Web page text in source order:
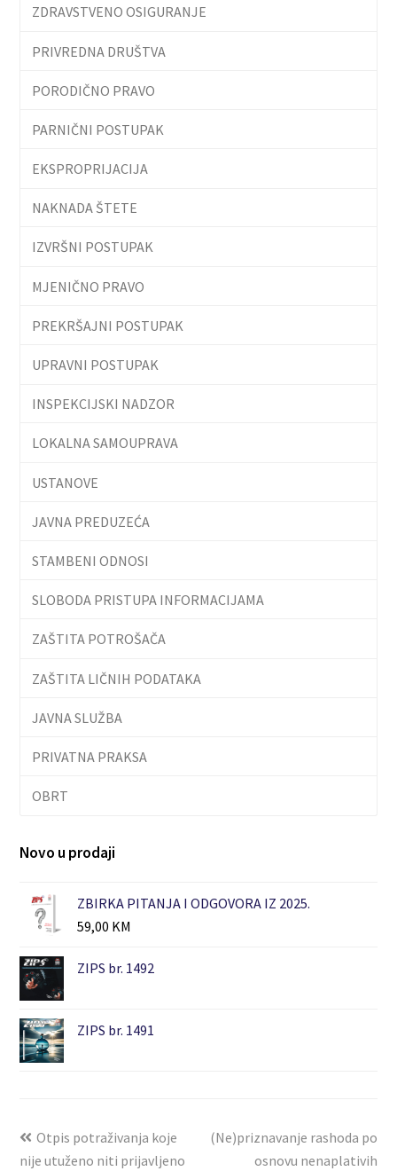
ZDRAVSTVENO OSIGURANJE
PRIVREDNA DRUŠTVA
PORODIČNO PRAVO
PARNIČNI POSTUPAK
EKSPROPRIJACIJA
NAKNADA ŠTETE
IZVRŠNI POSTUPAK
MJENIČNO PRAVO
PREKRŠAJNI POSTUPAK
UPRAVNI POSTUPAK
INSPEKCIJSKI NADZOR
LOKALNA SAMOUPRAVA
USTANOVE
JAVNA PREDUZEĆA
STAMBENI ODNOSI
SLOBODA PRISTUPA INFORMACIJAMA
ZAŠTITA POTROŠAČA
ZAŠTITA LIČNIH PODATAKA
JAVNA SLUŽBA
PRIVATNA PRAKSA
OBRT
Novo u prodaji
ZBIRKA PITANJA I ODGOVORA IZ 2025.
59,00 KM
ZIPS br. 1492
ZIPS br. 1491
Otpis potraživanja koje
nije utuženo niti prijavljeno
(Ne)priznavanje rashoda po
osnovu nenaplativih